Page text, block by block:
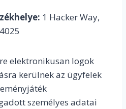
1 Hacker Way,
elektronikusan logok
kerülnek az ügyfelek
személyes adatai